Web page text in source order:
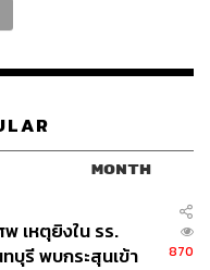
MONTH
เหตุยิงใน รร.
บุรี พบกระสุนเข้า
870